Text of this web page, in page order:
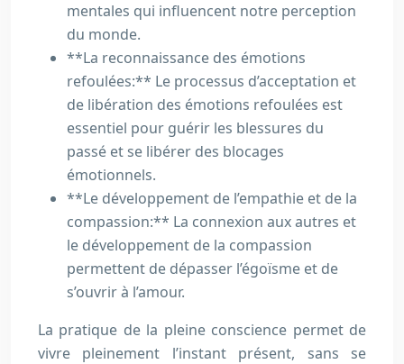
mentales qui influencent notre perception
du monde.
**La reconnaissance des émotions
refoulées:** Le processus d’acceptation et
de libération des émotions refoulées est
essentiel pour guérir les blessures du
passé et se libérer des blocages
émotionnels.
**Le développement de l’empathie et de la
compassion:** La connexion aux autres et
le développement de la compassion
permettent de dépasser l’égoïsme et de
s’ouvrir à l’amour.
La pratique de la pleine conscience permet de
vivre pleinement l’instant présent, sans se